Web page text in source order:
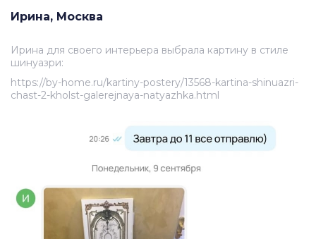
Ирина, Москва
Ирина для своего интерьера выбрала картину в стиле
шинуазри:
https://by-home.ru/kartiny-postery/13568-kartina-shinuazri-
chast-2-kholst-galerejnaya-natyazhka.html